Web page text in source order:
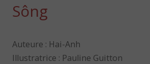
Sông
Auteure : Hai-Anh
Illustratrice : Pauline Guitton